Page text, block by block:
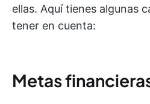
ellas. Aquí tienes algunas
tener en cuenta:
Metas